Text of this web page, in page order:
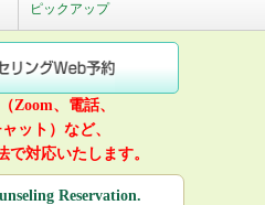
ピックアップ
Zoom、電話、
ット）など、
で対応いたします。
Reservation.